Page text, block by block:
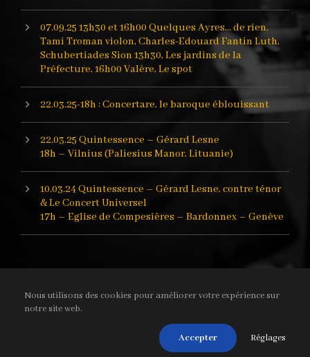
07.09.25 13h30 et 16h00 Quelques Ayres… de rien.
Tami Troman violon, Charles-Edouard Fantin Luth,
Schubertiades Sion 13h30, Les jardins de la
Préfecture, 16h00 Valère, Le spot
22.03.25-18h : Concertare, le baroque éblouissant
22.03.25 Quintessence – Gérard Lesne
18h – Vilnius (Paliesius Manor, Lituanie)
10.03.24 Quintessence – Gérard Lesne, contre ténor
& Le Concert Universel
17h – Eglise de Compesières – Bardonnex – Genève
loi sur la protection des données
webdesign: ETCHE
Nous utilisons des cookies pour améliorer votre expérience sur
notre site web.
Accepter Réglages